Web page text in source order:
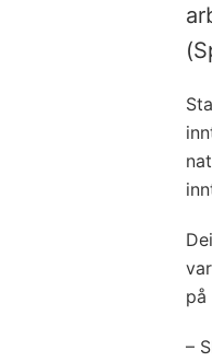
på
–